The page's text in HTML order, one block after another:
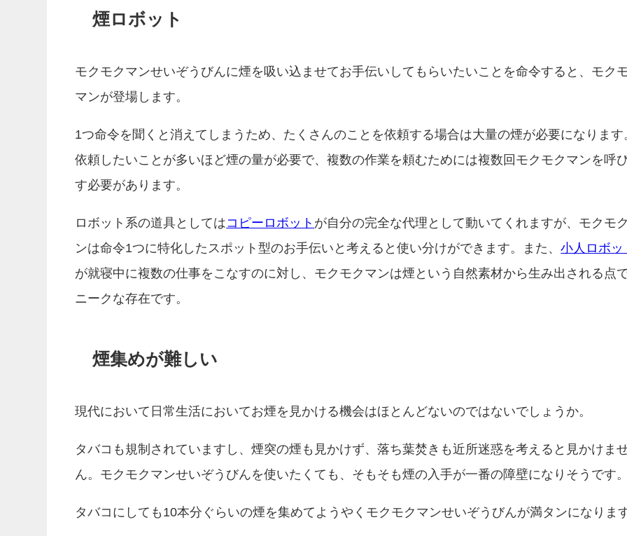
煙ロボット
モクモクマンせいぞうびんに煙を吸い込ませてお手伝いしてもらいたいことを命令すると、モク
マンが登場します。
1つ命令を聞くと消えてしまうため、たくさんのことを依頼する場合は大量の煙が必要になります
依頼したいことが多いほど煙の量が必要で、複数の作業を頼むためには複数回モクモクマンを呼
す必要があります。
ロボット系の道具としてはコピーロボット が自分の完全な代理として動いてくれますが、モクモ
ンは命令1つに特化したスポット型のお手伝いと考えると使い分けができます。また、小人ロボッ
が就寝中に複数の仕事をこなすのに対し、モクモクマンは煙という自然素材から生み出される点
ニークな存在です。
煙集めが難しい
現代において日常生活においてお煙を見かける機会はほとんどないのではないでしょうか。
タバコも規制されていますし、煙突の煙も見かけず、落ち葉焚きも近所迷惑を考えると見かけま
ん。モクモクマンせいぞうびんを使いたくても、そもそも煙の入手が一番の障壁になりそうです
タバコにしても10本分ぐらいの煙を集めてようやくモクモクマンせいぞうびんが満タンになりま